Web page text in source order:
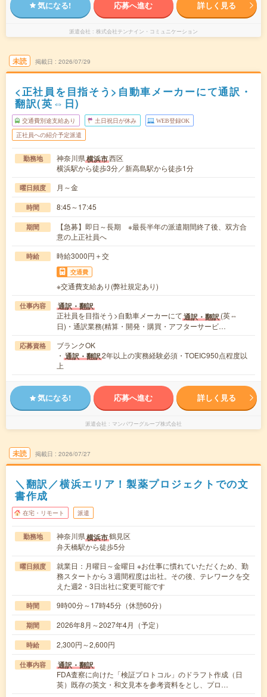
気になる! 応募へ進む 詳しく見る
派遣会社 株式会社テンナイン・コミュニケーション
未読 掲載日 2026/07/29
<正社員を目指そう>自動車メーカーにて通訳・
翻訳(英⇔日)
交通費別途支給あり 土日祝日が休み WEB登録OK
正社員への紹介予定派遣
勤務地 神奈川県横浜市西区
横浜駅から徒歩3分／新高島駅から徒歩1分
曜日頻度 月～金
時間 8:45～17:45
期間
【急募】即日～長期 ※最長半年の派遣期間終了後、双方合
意の上正社員へ
時給 時給3000円＋交
交通費
※交通費支給あり(弊社規定あり)
仕事内容 通訳・翻訳
正社員を目指そう>自動車メーカーにて通訳・翻訳(英⇔
日)・通訳業務(精算・開発・購買・アフターサービ…
応募資格
ブランクOK
・ 通訳・翻訳2年以上の実務経験必須・TOEIC950点程度以
上
気になる! 応募へ進む 詳しく見る
派遣会社 マンパワーグループ株式会社
未読 掲載日 2026/07/27
＼翻訳／横浜エリア！製薬プロジェクトでの文
書作成
在宅・リモート 派遣
勤務地 神奈川県横浜市鶴見区
弁天橋駅から徒歩5分
曜日頻度
就業日：月曜日～金曜日 ※お仕事に慣れていただくため、勤
務スタートから３週間程度は出社。その後、テレワークを交
えた週2・3日出社に変更可能です
時間 9時00分～17時45分（休憩60分）
期間 2026年8月～2027年4月（予定）
時給 2,300円～2,600円
仕事内容 通訳・翻訳
FDA査察に向けた「検証プロトコル」のドラフト作成（日
英）既存の英文・和文見本を参考資料をとし、プロ…